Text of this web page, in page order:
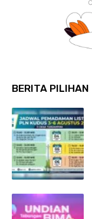
BERITA PILIHAN